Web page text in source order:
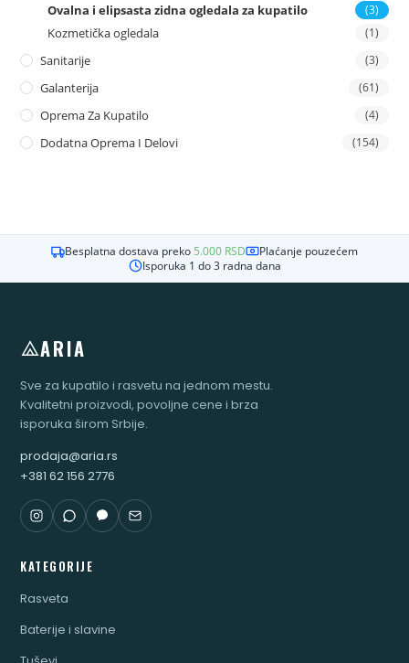
Ovalna i elipsasta zidna ogledala za kupatilo (3)
Kozmetička ogledala (1)
Sanitarije (3)
Galanterija (61)
Oprema Za Kupatilo (4)
Dodatna Oprema I Delovi (154)
Besplatna dostava preko 5.000 RSD
Plaćanje pouzećem
Isporuka 1 do 3 radna dana
ARIA
Sve za kupatilo i rasvetu na jednom mestu.
Kvalitetni proizvodi, povoljne cene i brza
isporuka širom Srbije.
prodaja@aria.rs
+381 62 156 2776
KATEGORIJE
Rasveta
Baterije i slavine